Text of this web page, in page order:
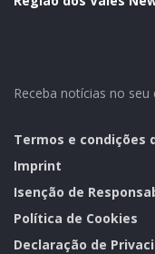
Receba notícias no
Termos e condições
Imprint
Isenção de
Política de Cookies
Declaração de